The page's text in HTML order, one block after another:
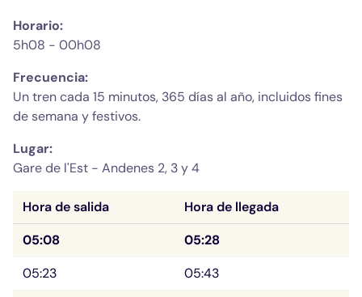
Horario:
5h08 - 00h08
Frecuencia:
Un tren cada 15 minutos, 365 días al año, incluidos fines
de semana y festivos.
Lugar:
Gare de l'Est - Andenes 2, 3 y 4
Hora de salida
Hora de llegada
05:08
05:28
05:23
05:43